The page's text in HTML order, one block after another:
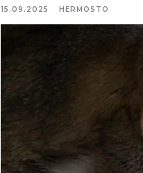
15.09.2025 HERMOSTO